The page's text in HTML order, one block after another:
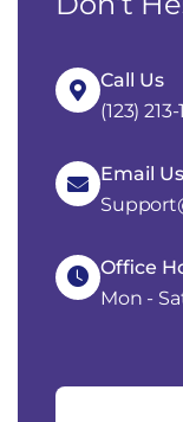
Call Us
(123)
Email Us
Office
Mon -